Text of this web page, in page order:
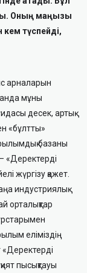
Оның маңызы
кем түспейді,
арналарын
мұны
десек, артық
«бұлтты»
базаны
«Деректерді
жүргізу қажет.
индустриялық
орталықтар
еліміздің
«Деректерді
пысықтауы